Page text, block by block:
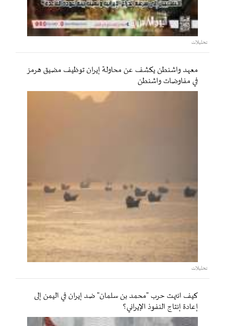
تحليلات
معهد واشنطن يكشف عن محاولة إيران توظيف مضيق هرمز
في مفاوضات واشنطن
تحليلات
كيف انتهت حرب "محمد بن سلمان" ضد إيران في اليمن إلى
إعادة إنتاج النفوذ الإيراني؟